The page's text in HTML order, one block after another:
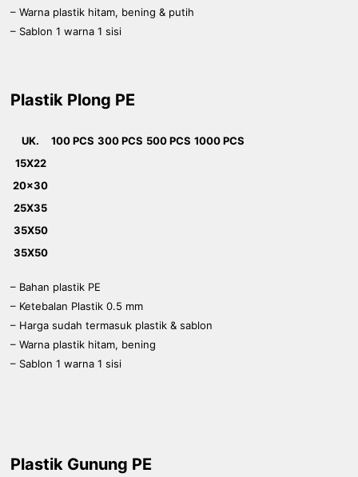
– Warna plastik hitam, bening & putih
– Sablon 1 warna 1 sisi
Plastik Plong PE
UK. 100 PCS 300 PCS 500 PCS 1000 PCS
15X22
20x30
25X35
35X50
35X50
– Bahan plastik PE
– Ketebalan Plastik 0.5 mm
– Harga sudah termasuk plastik & sablon
– Warna plastik hitam, bening
– Sablon 1 warna 1 sisi
Plastik Gunung PE